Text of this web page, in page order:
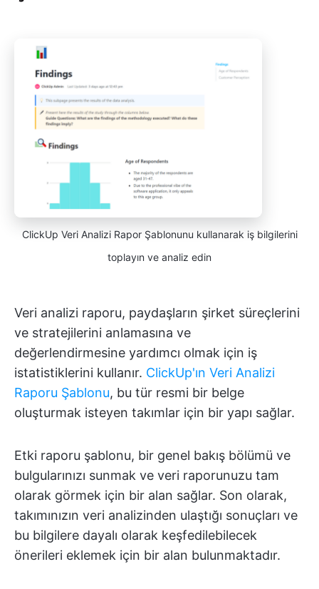
ClickUp Veri Analizi Rapor Şablonunu kullanarak iş bilgilerini
toplayın ve analiz edin
Veri analizi raporu, paydaşların şirket süreçlerini
ve stratejilerini anlamasına ve
değerlendirmesine yardımcı olmak için iş
istatistiklerini kullanır. ClickUp'ın Veri Analizi
Raporu Şablonu, bu tür resmi bir belge
oluşturmak isteyen takımlar için bir yapı sağlar.
Etki raporu şablonu, bir genel bakış bölümü ve
bulgularınızı sunmak ve veri raporunuzu tam
olarak görmek için bir alan sağlar. Son olarak,
takımınızın veri analizinden ulaştığı sonuçları ve
bu bilgilere dayalı olarak keşfedilebilecek
önerileri eklemek için bir alan bulunmaktadır.